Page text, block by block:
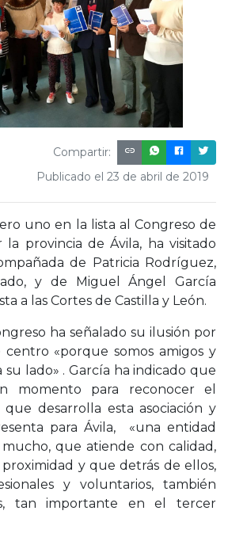
Compartir:
Publicado el 23 de abril de 2019
uno en la lista al Congreso de
la provincia de Ávila, ha visitado
de Patricia Rodríguez,
y de Miguel Ángel García
a las Cortes de Castilla y León.
ha señalado su ilusión por
«porque somos amigos y
su lado» . García ha indicado que
momento para reconocer el
desarrolla esta asociación y
para Ávila, «una entidad
que atiende con calidad,
y que detrás de ellos,
y voluntarios, también
tan importante en el tercer